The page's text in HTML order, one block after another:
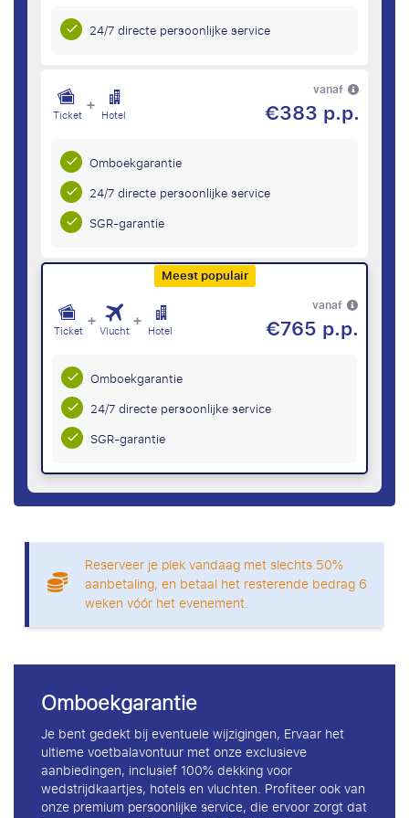
24/7 directe persoonlijke service
Ticket + Hotel
vanaf
€383 p.p.
Omboekgarantie
24/7 directe persoonlijke service
SGR-garantie
Meest populair
Ticket + Vlucht + Hotel
vanaf
€765 p.p.
Omboekgarantie
24/7 directe persoonlijke service
SGR-garantie
Reserveer je plek vandaag met slechts 50%
aanbetaling, en betaal het resterende bedrag 6
weken vóór het evenement.
Omboekgarantie
Je bent gedekt bij eventuele wijzigingen, Ervaar het
ultieme voetbalavontuur met onze exclusieve
aanbiedingen, inclusief 100% dekking voor
wedstrijdkaartjes, hotels en vluchten. Profiteer ook van
onze premium persoonlijke service, die ervoor zorgt dat